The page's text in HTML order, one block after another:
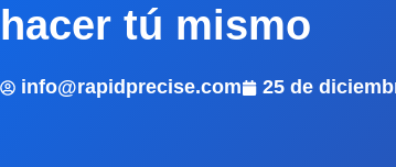
hacer tú mismo
info@rapidprecise.com 25 de